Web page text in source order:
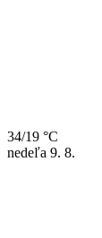
34/19 °C
nedeľa 9. 8.